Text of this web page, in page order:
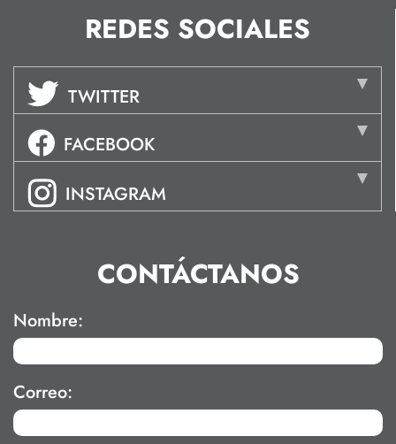
REDES SOCIALES
TWITTER
FACEBOOK
INSTAGRAM
CONTÁCTANOS
Nombre:
Correo: